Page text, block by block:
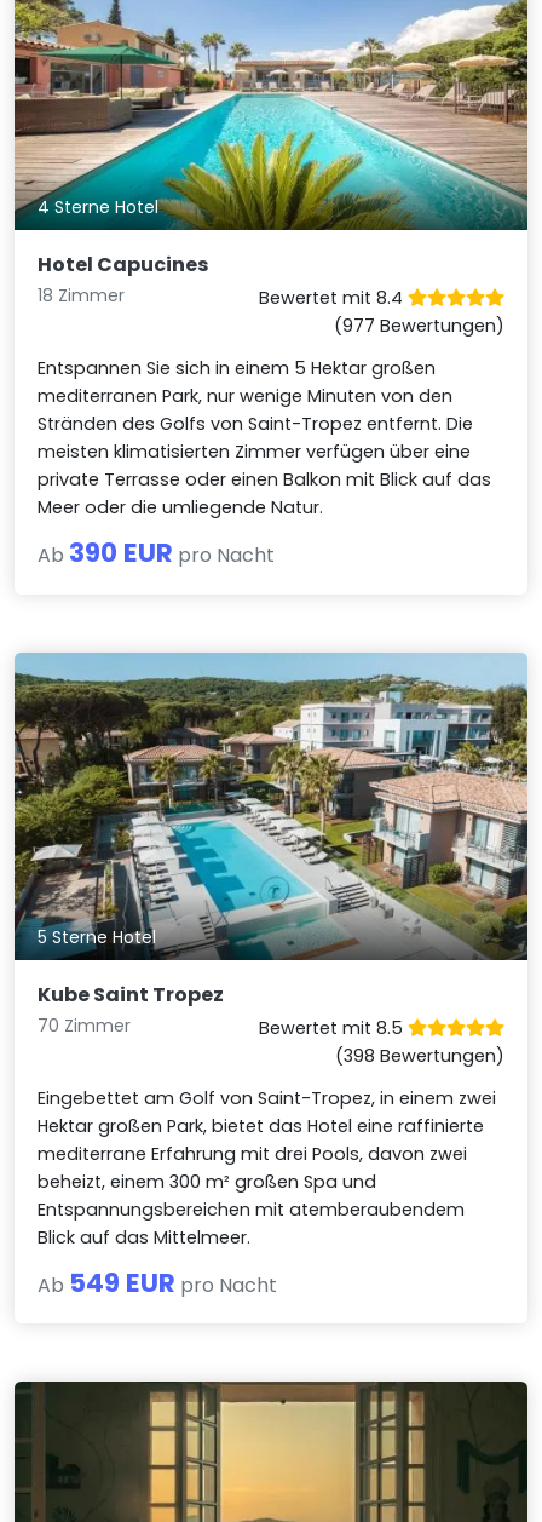
4 Sterne Hotel
Hotel Capucines
18 Zimmer
Bewertet mit 8.4
(977 Bewertungen)
Entspannen Sie sich in einem 5 Hektar großen
mediterranen Park, nur wenige Minuten von den
Stränden des Golfs von Saint-Tropez entfernt. Die
meisten klimatisierten Zimmer verfügen über eine
private Terrasse oder einen Balkon mit Blick auf das
Meer oder die umliegende Natur.
Ab 390 EUR pro Nacht
5 Sterne Hotel
Kube Saint Tropez
70 Zimmer
Bewertet mit 8.5
(398 Bewertungen)
Eingebettet am Golf von Saint-Tropez, in einem zwei
Hektar großen Park, bietet das Hotel eine raffinierte
mediterrane Erfahrung mit drei Pools, davon zwei
beheizt, einem 300 m² großen Spa und
Entspannungsbereichen mit atemberaubendem
Blick auf das Mittelmeer.
Ab 549 EUR pro Nacht